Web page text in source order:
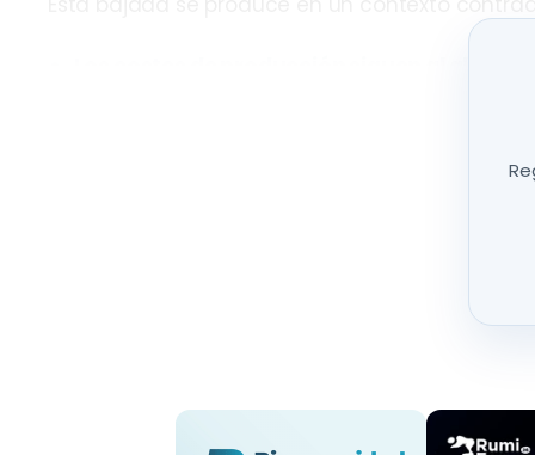
por
Las organizaciones agrarias denuncian que
El sector también señala a la industria láctea
denuncian organizaciones como Unións
Además, los ganaderos acusan a las